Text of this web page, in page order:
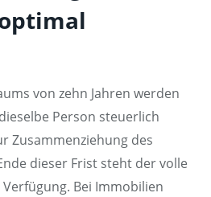
von zehn Jahren werden
Person steuerlich
Zusammenziehung des
dieser Frist steht der volle
Bei Immobilien